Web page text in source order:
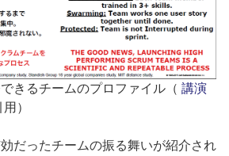
きるチームのプロファイル（ 講演
）
だったチームの振る舞いが紹介され